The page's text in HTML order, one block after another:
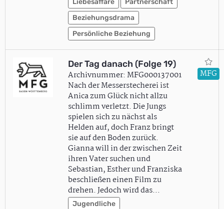
Liebesaffäre
Partnerschaft
Beziehungsdrama
Persönliche Beziehung
Der Tag danach (Folge 19)
Archivnummer: MFG000137001
Nach der Messerstecherei ist
Anica zum Glück nicht allzu
schlimm verletzt. Die Jungs
spielen sich zu nächst als
Helden auf, doch Franz bringt
sie auf den Boden zurück.
Gianna will in der zwischen Zeit
ihren Vater suchen und
Sebastian, Esther und Franziska
beschließen einen Film zu
drehen. Jedoch wird das…
Jugendliche
MFG